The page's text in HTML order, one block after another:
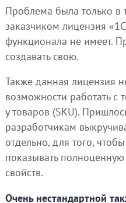
Проблема была только в
заказчиком лицензия
функционала не имеет.
создавать свою.
Также данная лицензия
возможности работать
у товаров (SKU).
разработчикам
отдельно, для того,
показывать
свойств.
Очень нестандартной